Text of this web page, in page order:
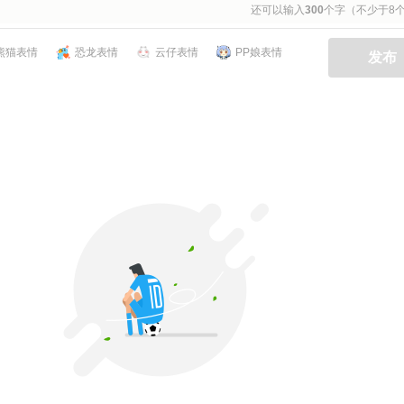
还可以输入300个字（不少于8
发布
猫表情 恐龙表情 云仔表情 PP娘表情